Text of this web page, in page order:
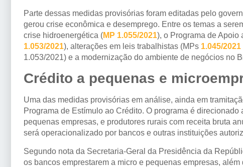
Parte dessas medidas provisórias foram editadas pelo
gerou crise econômica e desemprego. Entre os temas a
crise hidroenergética (MP 1.055/2021), o Programa de Apoio
1.053/2021), alterações em leis trabalhistas (MPs 1.045/2021
1.053/2021) e a modernização do ambiente de negócios no
Crédito a pequenas e
Uma das medidas provisórias em análise, ainda em
Programa de Estímulo ao Crédito. O programa é
pequenas empresas, e produtores rurais com receita bruta
será operacionalizado por bancos e outras instituições
Segundo nota da Secretaria-Geral da Presidência da
os bancos emprestarem a micro e pequenas empresas,